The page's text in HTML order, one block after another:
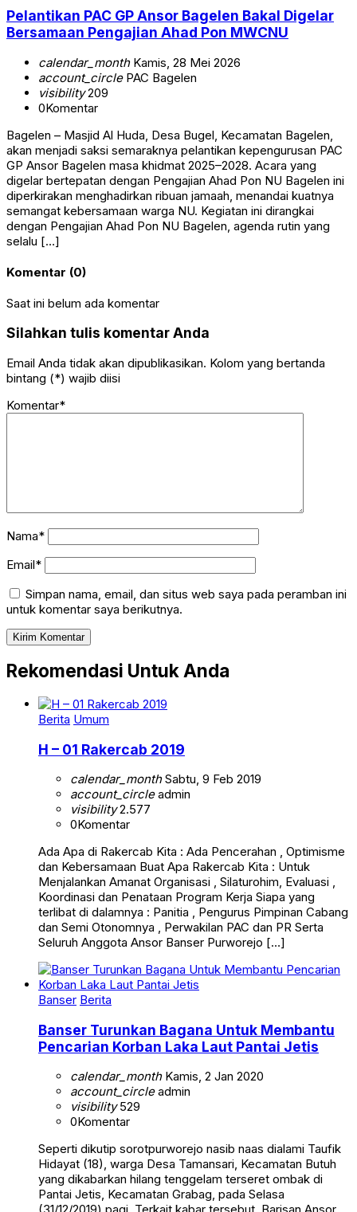
Pelantikan PAC GP Ansor Bagelen Bakal Digelar
Bersamaan Pengajian Ahad Pon MWCNU
calendar_monthKamis, 28 Mei 2026
account_circlePAC Bagelen
visibility209
0Komentar
Bagelen – Masjid Al Huda, Desa Bugel, Kecamatan Bagelen,
akan menjadi saksi semaraknya pelantikan kepengurusan PAC
GP Ansor Bagelen masa khidmat 2025–2028. Acara yang
digelar bertepatan dengan Pengajian Ahad Pon NU Bagelen ini
diperkirakan menghadirkan ribuan jamaah, menandai kuatnya
semangat kebersamaan warga NU. Kegiatan ini dirangkai
dengan Pengajian Ahad Pon NU Bagelen, agenda rutin yang
selalu […]
Komentar (0)
Saat ini belum ada komentar
Silahkan tulis komentar Anda
Email Anda tidak akan dipublikasikan. Kolom yang bertanda
bintang (*) wajib diisi
Komentar*
Nama*
Email*
Simpan nama, email, dan situs web saya pada peramban ini
untuk komentar saya berikutnya.
Rekomendasi Untuk Anda
Berita Umum
H – 01 Rakercab 2019
calendar_monthSabtu, 9 Feb 2019
account_circleadmin
visibility2.577
0Komentar
Ada Apa di Rakercab Kita : Ada Pencerahan , Optimisme
dan Kebersamaan Buat Apa Rakercab Kita : Untuk
Menjalankan Amanat Organisasi , Silaturohim, Evaluasi ,
Koordinasi dan Penataan Program Kerja Siapa yang
terlibat di dalamnya : Panitia , Pengurus Pimpinan Cabang
dan Semi Otonomnya , Perwakilan PAC dan PR Serta
Seluruh Anggota Ansor Banser Purworejo […]
Banser Berita
Banser Turunkan Bagana Untuk Membantu
Pencarian Korban Laka Laut Pantai Jetis
calendar_monthKamis, 2 Jan 2020
account_circleadmin
visibility529
0Komentar
Seperti dikutip sorotpurworejo nasib naas dialami Taufik
Hidayat (18), warga Desa Tamansari, Kecamatan Butuh
yang dikabarkan hilang tenggelam terseret ombak di
Pantai Jetis, Kecamatan Grabag, pada Selasa